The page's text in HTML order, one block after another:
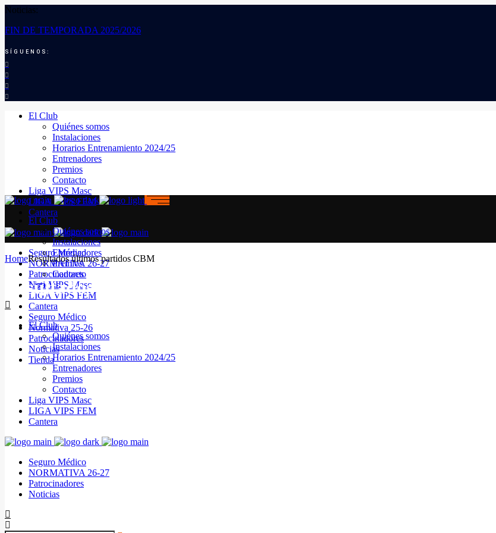
Noticias:
FIN DE TEMPORADA 2025/2026
SÍGUENOS:
El Club
Quiénes somos
Instalaciones
Horarios Entrenamiento 2024/25
Entrenadores
Premios
Contacto
Liga VIPS Masc
LIGA VIPS FEM
Cantera
Seguro Médico
NORMATIVA 26-27
Patrocinadores
Noticias
El Club
Quiénes somos
Instalaciones
Horarios Entrenamiento 2024/25
Entrenadores
Premios
Contacto
Liga VIPS Masc
LIGA VIPS FEM
Cantera
Seguro Médico
NORMATIVA 26-27
Patrocinadores
Noticias
El Club
Quiénes somos
Instalaciones
Entrenadores
Premios
Contacto
Liga VIPS Masc
LIGA VIPS FEM
Cantera
Seguro Médico
Normativa 25-26
Patrocinadores
Noticias
Tienda
HomeResultados últimos partidos CBM
Resultados últimos partidos CBM